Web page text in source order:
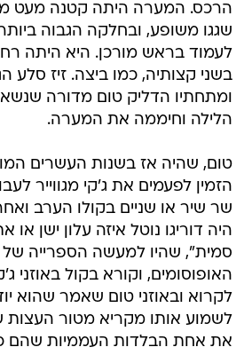
הרכס. המערה היתה קטנה מעט
שגגו משופע, ובחלקה הגבוה
לעמוד בראש מורכן. היא היתה
בשני קצותיה, כמו ביצה. זיז סלע
ומתחתיו הדליק טום מדורה
הלילה וחיממה את המערה.
טום, שהיה אז בשנות העשרים
הזמין לפעמים את ג'קי מגווייר
שר שיר או שניים בקולו הערב
היה דוריגו נוטל איזה עלון ישן
סמית", שהיו למעשה הספרייה של
האופוסומים, וקורא בקול באוזני
לקרוא ובאוזני טום שאמר שהוא
לשמוע אותו מקריא מטור העצות
את אחת הבלדות העממיות שהם